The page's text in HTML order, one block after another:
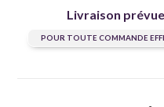
Livraison
POUR TOUTE COMMANDE